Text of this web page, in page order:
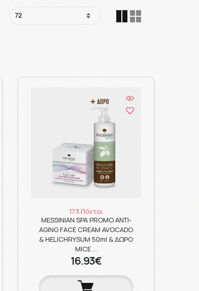
173 Πόντοι
MESSINIAN SPA PROMO ANTI-
AGING FACE CREAM AVOCADO
& HELICHRYSUM 50ml & ΔΩΡΟ
MICE …
16.93€